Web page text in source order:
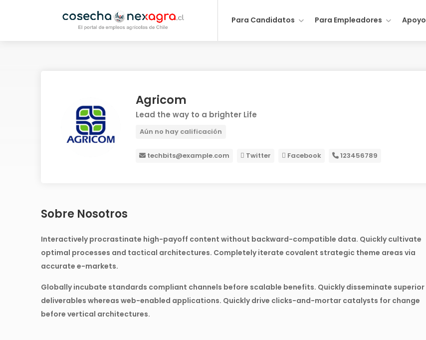
Para Candidatos Para Empleadores Apoyo
Agricom
Lead the way to a brighter Life
Aún no hay calificación
techbits@example.com Twitter Facebook 123456789
Sobre Nosotros
Interactively procrastinate high-payoff content without backward-compatible data. Quickly cultivate
optimal processes and tactical architectures. Completely iterate covalent strategic theme areas via
accurate e-markets.
Globally incubate standards compliant channels before scalable benefits. Quickly disseminate superior
deliverables whereas web-enabled applications. Quickly drive clicks-and-mortar catalysts for change
before vertical architectures.